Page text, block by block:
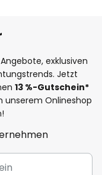
exklusiven
Jetzt
13 %-Gutschein*
unserem Onlineshop